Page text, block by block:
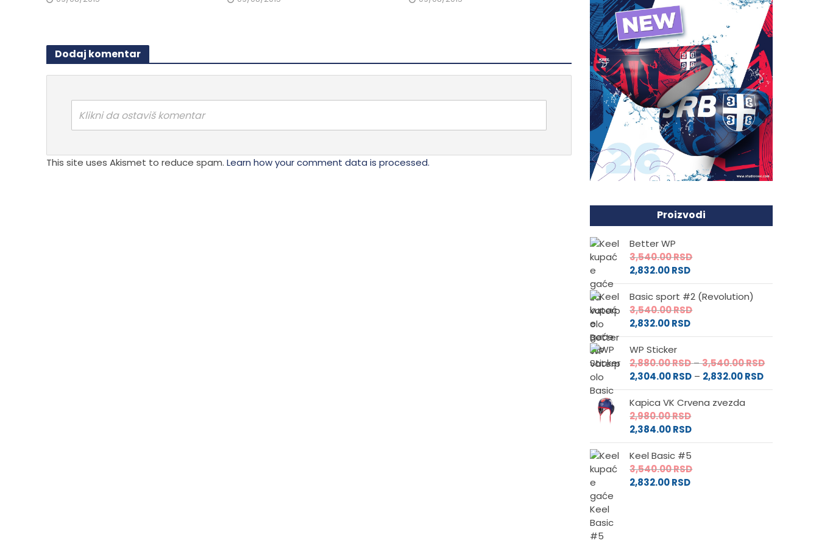
Dodaj komentar
Klikni da ostaviš komentar
This site uses Akismet to reduce spam. Learn how your comment data is processed.
Proizvodi
Better WP
3,540.00RSD
2,832.00RSD
Basic sport #2 (Revolution)
3,540.00RSD
2,832.00RSD
WP Sticker
2,880.00RSD–3,540.00RSDRaspon
od
2,304.00RSD – 2,832.00RSDRaspon
cena:
2,832.00 RSD
Kapica VK Crvena zvezda
2,980.00RSD
2,384.00RSD
Keel Basic #5
3,540.00RSD
2,832.00RSD